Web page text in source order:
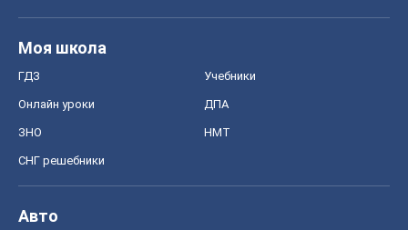
Моя школа
ГДЗ Учебники
Онлайн уроки ДПА
ЗНО НМТ
СНГ решебники
Авто